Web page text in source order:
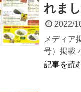
れまし
2022/
メディア
号）掲載
記事を読